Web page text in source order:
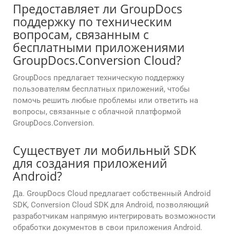
Предоставляет ли GroupDocs
поддержку по техническим
вопросам, связанным с
бесплатными приложениями
GroupDocs.Conversion Cloud?
GroupDocs предлагает техническую поддержку
пользователям бесплатных приложений, чтобы
помочь решить любые проблемы или ответить на
вопросы, связанные с облачной платформой
GroupDocs.Conversion.
Существует ли мобильный SDK
для создания приложений
Android?
Да. GroupDocs Cloud предлагает собственный Android
SDK, Conversion Cloud SDK для Android, позволяющий
разработчикам напрямую интегрировать возможности
обработки документов в свои приложения Android.